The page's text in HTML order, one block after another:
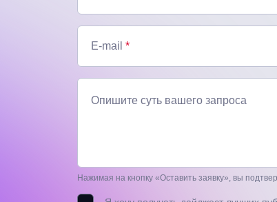
E-mail *
Опишите суть вашего запроса
Нажимая на кнопку «Оставить заявку», вы